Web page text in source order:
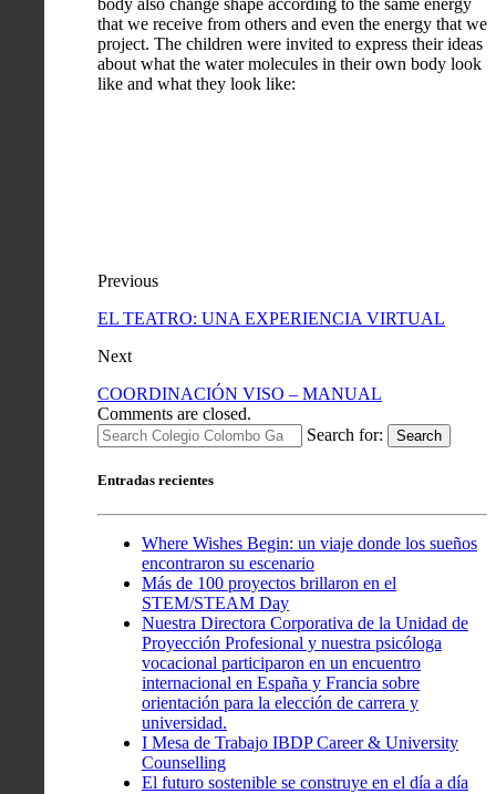
that we receive from others and even the energy that we
project. The children were invited to express their ideas
about what the water molecules in their own body look
like and what they look like:
Previous
EL TEATRO: UNA EXPERIENCIA VIRTUAL
Next
COORDINACIÓN VISO – MANUAL
Comments are closed.
Search for:
Search
Entradas recientes
Where Wishes Begin: un viaje donde los sueños
encontraron su escenario
Más de 100 proyectos brillaron en el
STEM/STEAM Day
Nuestra Directora Corporativa de la Unidad de
Proyección Profesional y nuestra psicóloga
vocacional participaron en un encuentro
internacional en España y Francia sobre
orientación para la elección de carrera y
universidad.
I Mesa de Trabajo IBDP Career & University
Counselling
El futuro sostenible se construye en el día a día